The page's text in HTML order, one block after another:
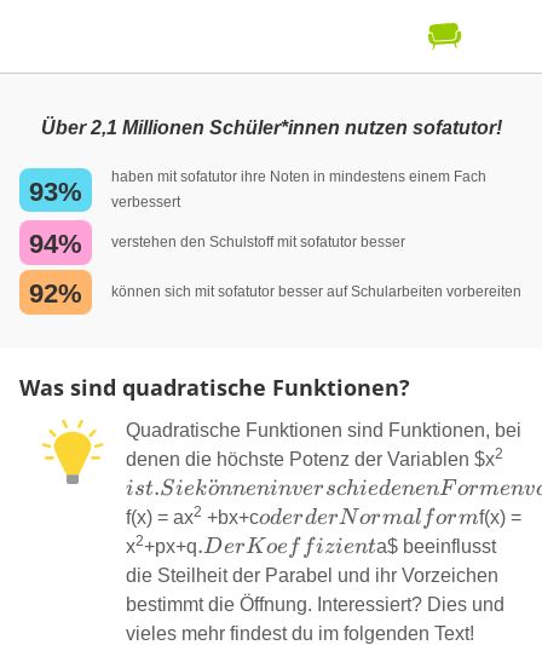
Über 2,1 Millionen Schüler*innen nutzen sofatutor!
93%
haben mit sofatutor ihre Noten in mindestens einem Fach
verbessert
94% verstehen den Schulstoff mit sofatutor besser
92% können sich mit sofatutor besser auf Schularbeiten vorbereiten
Was sind quadratische Funktionen?
Quadratische Funktionen sind Funktionen, bei
denen die höchste Potenz der Variablen $x2
ist.Sieko
¨nneninverschiedenenF ormenv
f(x) = ax2 +bx+coder der
Normalform
oderderNormal formf(x) =
x2+px+q. Der
Koeffizient
. DerKoe f fizienta$ beeinflusst
die Steilheit der Parabel und ihr Vorzeichen
bestimmt die Öffnung. Interessiert? Dies und
vieles mehr findest du im folgenden Text!